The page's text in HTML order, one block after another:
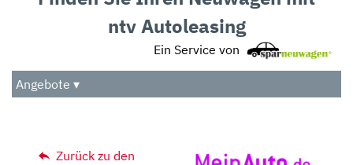
Audio
Das Beste
ntv Autoleasing
Ein Service von
Angebote ▾
Zurück zu den